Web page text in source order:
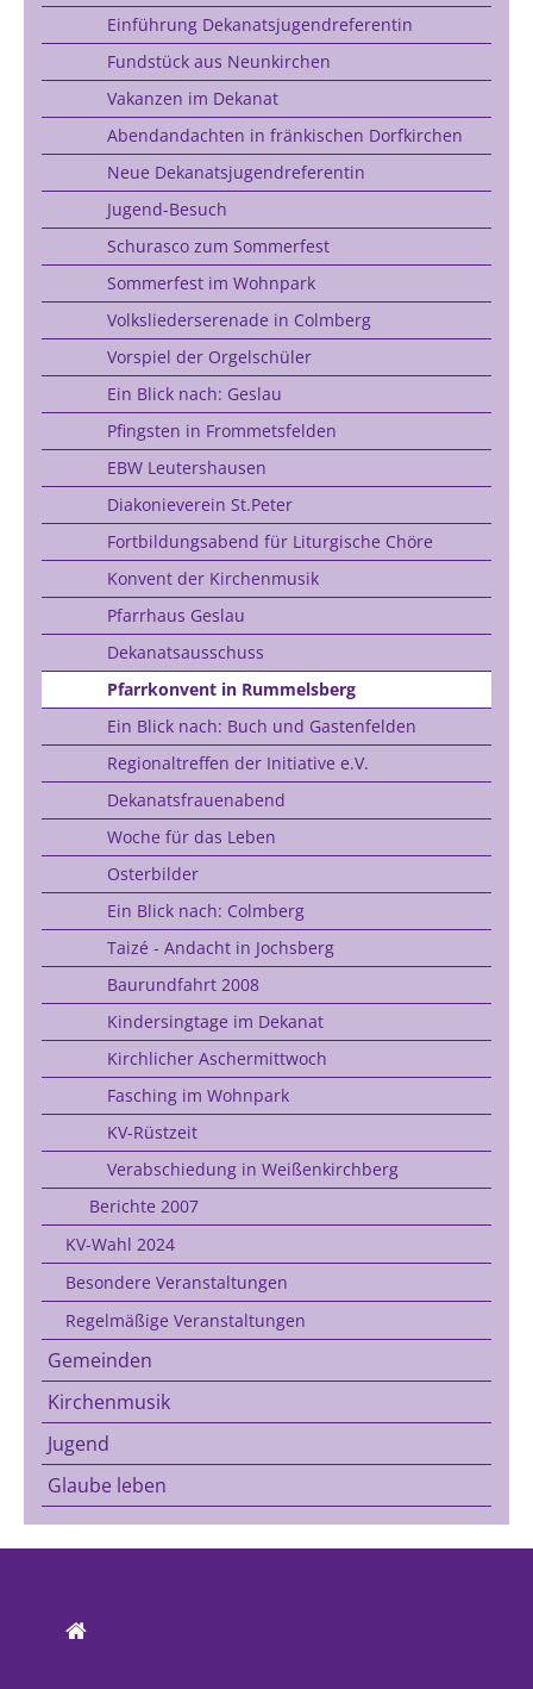
Einführung Dekanatsjugendreferentin
Fundstück aus Neunkirchen
Vakanzen im Dekanat
Abendandachten in fränkischen Dorfkirchen
Neue Dekanatsjugendreferentin
Jugend-Besuch
Schurasco zum Sommerfest
Sommerfest im Wohnpark
Volksliederserenade in Colmberg
Vorspiel der Orgelschüler
Ein Blick nach: Geslau
Pfingsten in Frommetsfelden
EBW Leutershausen
Diakonieverein St.Peter
Fortbildungsabend für Liturgische Chöre
Konvent der Kirchenmusik
Pfarrhaus Geslau
Dekanatsausschuss
Pfarrkonvent in Rummelsberg
Ein Blick nach: Buch und Gastenfelden
Regionaltreffen der Initiative e.V.
Dekanatsfrauenabend
Woche für das Leben
Osterbilder
Ein Blick nach: Colmberg
Taizé - Andacht in Jochsberg
Baurundfahrt 2008
Kindersingtage im Dekanat
Kirchlicher Aschermittwoch
Fasching im Wohnpark
KV-Rüstzeit
Verabschiedung in Weißenkirchberg
Berichte 2007
KV-Wahl 2024
Besondere Veranstaltungen
Regelmäßige Veranstaltungen
Gemeinden
Kirchenmusik
Jugend
Glaube leben